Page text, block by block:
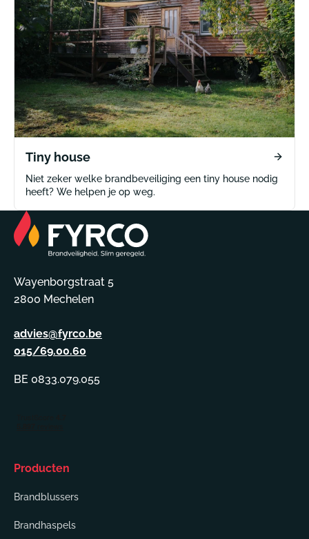
Tiny house
Niet zeker welke brandbeveiliging een tiny house nodig
heeft? We helpen je op weg.
Wayenborgstraat 5
2800 Mechelen
advies@fyrco.be
015/69.00.60
BE 0833.079.055
Producten
Brandblussers
Brandhaspels